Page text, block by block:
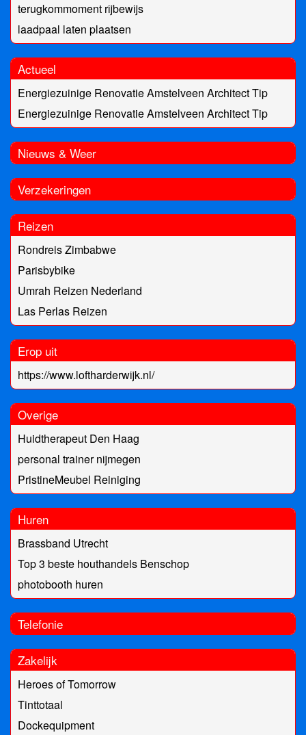
terugkommoment rijbewijs
laadpaal laten plaatsen
Actueel
Energiezuinige Renovatie Amstelveen Architect Tip
Energiezuinige Renovatie Amstelveen Architect Tip
Nieuws & Weer
Verzekeringen
Reizen
Rondreis Zimbabwe
Parisbybike
Umrah Reizen Nederland
Las Perlas Reizen
Erop uit
https://www.loftharderwijk.nl/
Overige
Huidtherapeut Den Haag
personal trainer nijmegen
PristineMeubel Reiniging
Huren
Brassband Utrecht
Top 3 beste houthandels Benschop
photobooth huren
Telefonie
Zakelijk
Heroes of Tomorrow
Tinttotaal
Dockequipment